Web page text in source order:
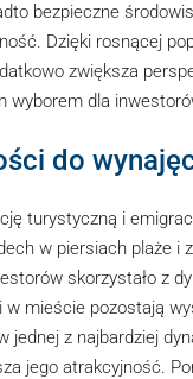
bezpieczne
Dzięki rosnącej
zwiększa
wyborem dla
do
turystyczną i
w piersiach plaże i
skorzystało z
mieście pozostają
jednej z najbardziej
jego atrakcyjność.